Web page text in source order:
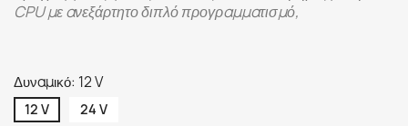
CPU με ανεξάρτητο διπλό προγραμματισμό,
Δυναμικό: 12 V
12 V 24 V